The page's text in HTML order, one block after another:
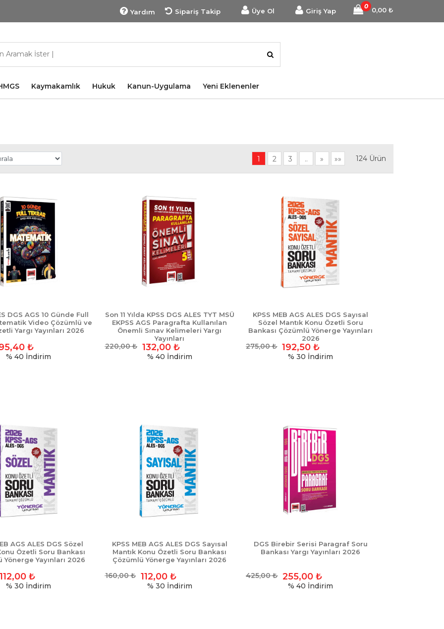
Yardım Sipariş Takip Üye Ol Giriş Yap 0,00 ₺
0
Kaymakamlık Hukuk Kanun-Uygulama Yeni Eklenenler
124Ürün
1 2 3 .. » »»
DGS AGS 10 Günde Full
Video Çözümlü ve
Yargı Yayınları 2026
₺
% 40 İndirim
Son 11 Yılda KPSS DGS ALES TYT MSÜ
EKPSS AGS Paragrafta Kullanılan
Önemli Sınav Kelimeleri Yargı
Yayınları
220,00₺ 132,00₺
% 40 İndirim
KPSS MEB AGS ALES DGS Sayısal
Sözel Mantık Konu Özetli Soru
Bankası Çözümlü Yönerge Yayınları
2026
275,00₺ 192,50 ₺
% 30 İndirim
AGS ALES DGS Sözel
Özetli Soru Bankası
Yönerge Yayınları 2026
112,00₺
% 30 İndirim
KPSS MEB AGS ALES DGS Sayısal
Mantık Konu Özetli Soru Bankası
Çözümlü Yönerge Yayınları 2026
160,00₺ 112,00₺
% 30 İndirim
DGS Birebir Serisi Paragraf Soru
Bankası Yargı Yayınları 2026
425,00₺ 255,00 ₺
% 40 İndirim